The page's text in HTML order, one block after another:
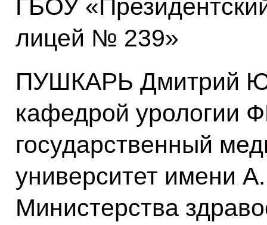
ГБОУ
лицей № 239»
ПУШКАРЬ Дмитрий
кафедрой урологии
государственный
университет имени
Министерства